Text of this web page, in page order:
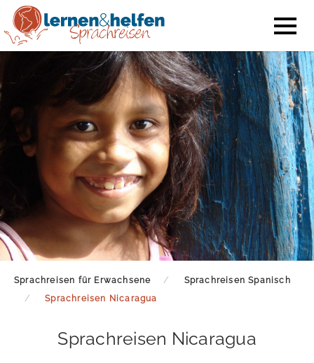
Sprachreisen für Erwachsene
Sprachreisen Spanisch
Sprachreisen Nicaragua
Sprachreisen Nicaragua